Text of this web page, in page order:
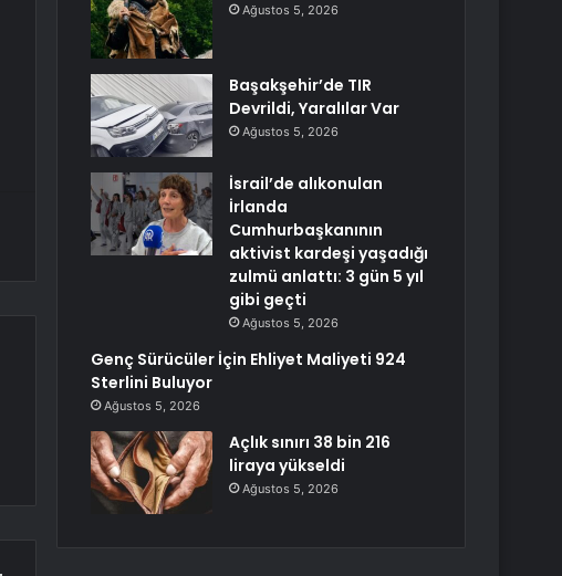
Ağustos 5, 2026
Başakşehir’de TIR
Devrildi, Yaralılar Var
Ağustos 5, 2026
İsrail’de alıkonulan
İrlanda
Cumhurbaşkanının
aktivist kardeşi yaşadığı
zulmü anlattı: 3 gün 5 yıl
gibi geçti
Ağustos 5, 2026
Genç Sürücüler İçin Ehliyet Maliyeti 924
Sterlini Buluyor
Ağustos 5, 2026
Açlık sınırı 38 bin 216
liraya yükseldi
Ağustos 5, 2026